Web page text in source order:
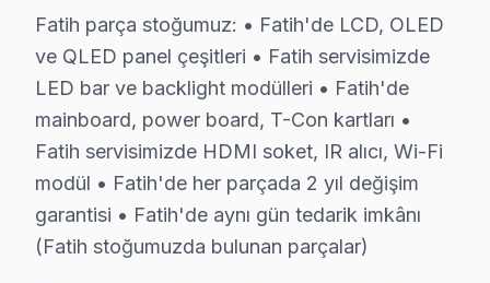
Ali Kuşçu Mahallesi, gün geçtikçe büyüyen bir
Atik Ali'de Avox TV Servisi
Atik Ali Mahallesi, tarihi ve modern yapının bir arada
Ayvansaray'da Avox TV Servisi
Ayvansaray, tarihi zenginliği ile birlikte çeşitli
Fatih parça stoğumuz: • Fatih'de LCD, OLED
ve QLED panel çeşitleri • Fatih servisimizde
LED bar ve backlight modülleri • Fatih'de
mainboard, power board, T-Con kartları •
Fatih servisimizde HDMI soket, IR alıcı, Wi-Fi
modül • Fatih'de her parçada 2 yıl değişim
garantisi • Fatih'de aynı gün tedarik imkânı
(Fatih stoğumuzda bulunan parçalar)